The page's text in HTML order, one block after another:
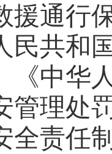
援通行
民共和
《中华
管理处
全责任